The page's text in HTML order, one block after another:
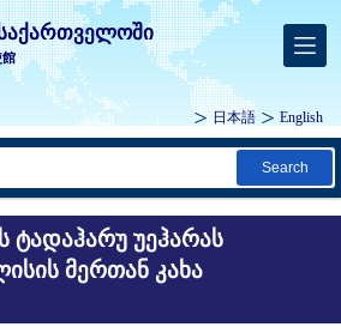
館
日本語 English
Search
ტადაჰარუ უეჰარას
მერთან კახა